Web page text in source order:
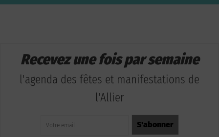
Recevez une fois par semaine
l'agenda des fêtes et manifestations de
l'Allier